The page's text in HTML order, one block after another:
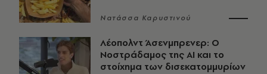
Νατάσσα Καρυστινού
Λέοπολντ Άσενμπρενερ: Ο
Νοστράδαμος της AI και το
στοίχημα των δισεκατομμυρίων